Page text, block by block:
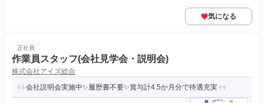
気になる
正社員
作業員スタッフ(会社見学会・説明会)
株式会社アイズ総合
会社説明会実施中✨履歴書不要✨賞与計4.5か月分で待遇充実